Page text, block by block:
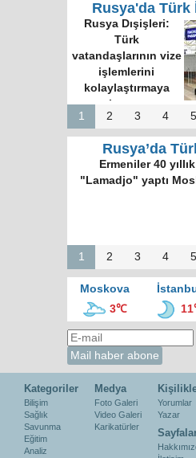
Rusya'da Türk
Rusya Dışişleri:
Türk
vatandaşlarının vize
işlemlerini
kolaylaştırmaya
hazırız
1
2 3 4 5
Rusya’da
Ermeniler 40
"Lamadjo" yaptı
1 2 3 4 5
Moskova
3℃
Kategoriler
Bilişim
Sağlık
Savunma
Eğitim
Analiz
Medya
Foto Galeri
Video Galeri
Karikatürler
Yorumlar
Yazar